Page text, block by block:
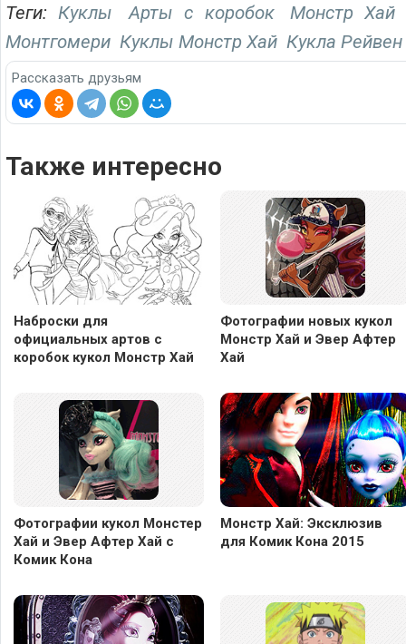
Теги: Куклы Арты с коробок
Монстр Хай
Монтгомери Куклы Монстр Хай Кукла
Рассказать друзьям
Также интересно
Наброски для
официальных артов с
коробок кукол Монстр Хай
Фотографии новых кукол
Монстр Хай и Эвер Афтер
Хай
Фотографии кукол Монстер
Хай и Эвер Афтер Хай с
Комик Кона
Монстр Хай: Эксклюзив
для Комик Кона 2015